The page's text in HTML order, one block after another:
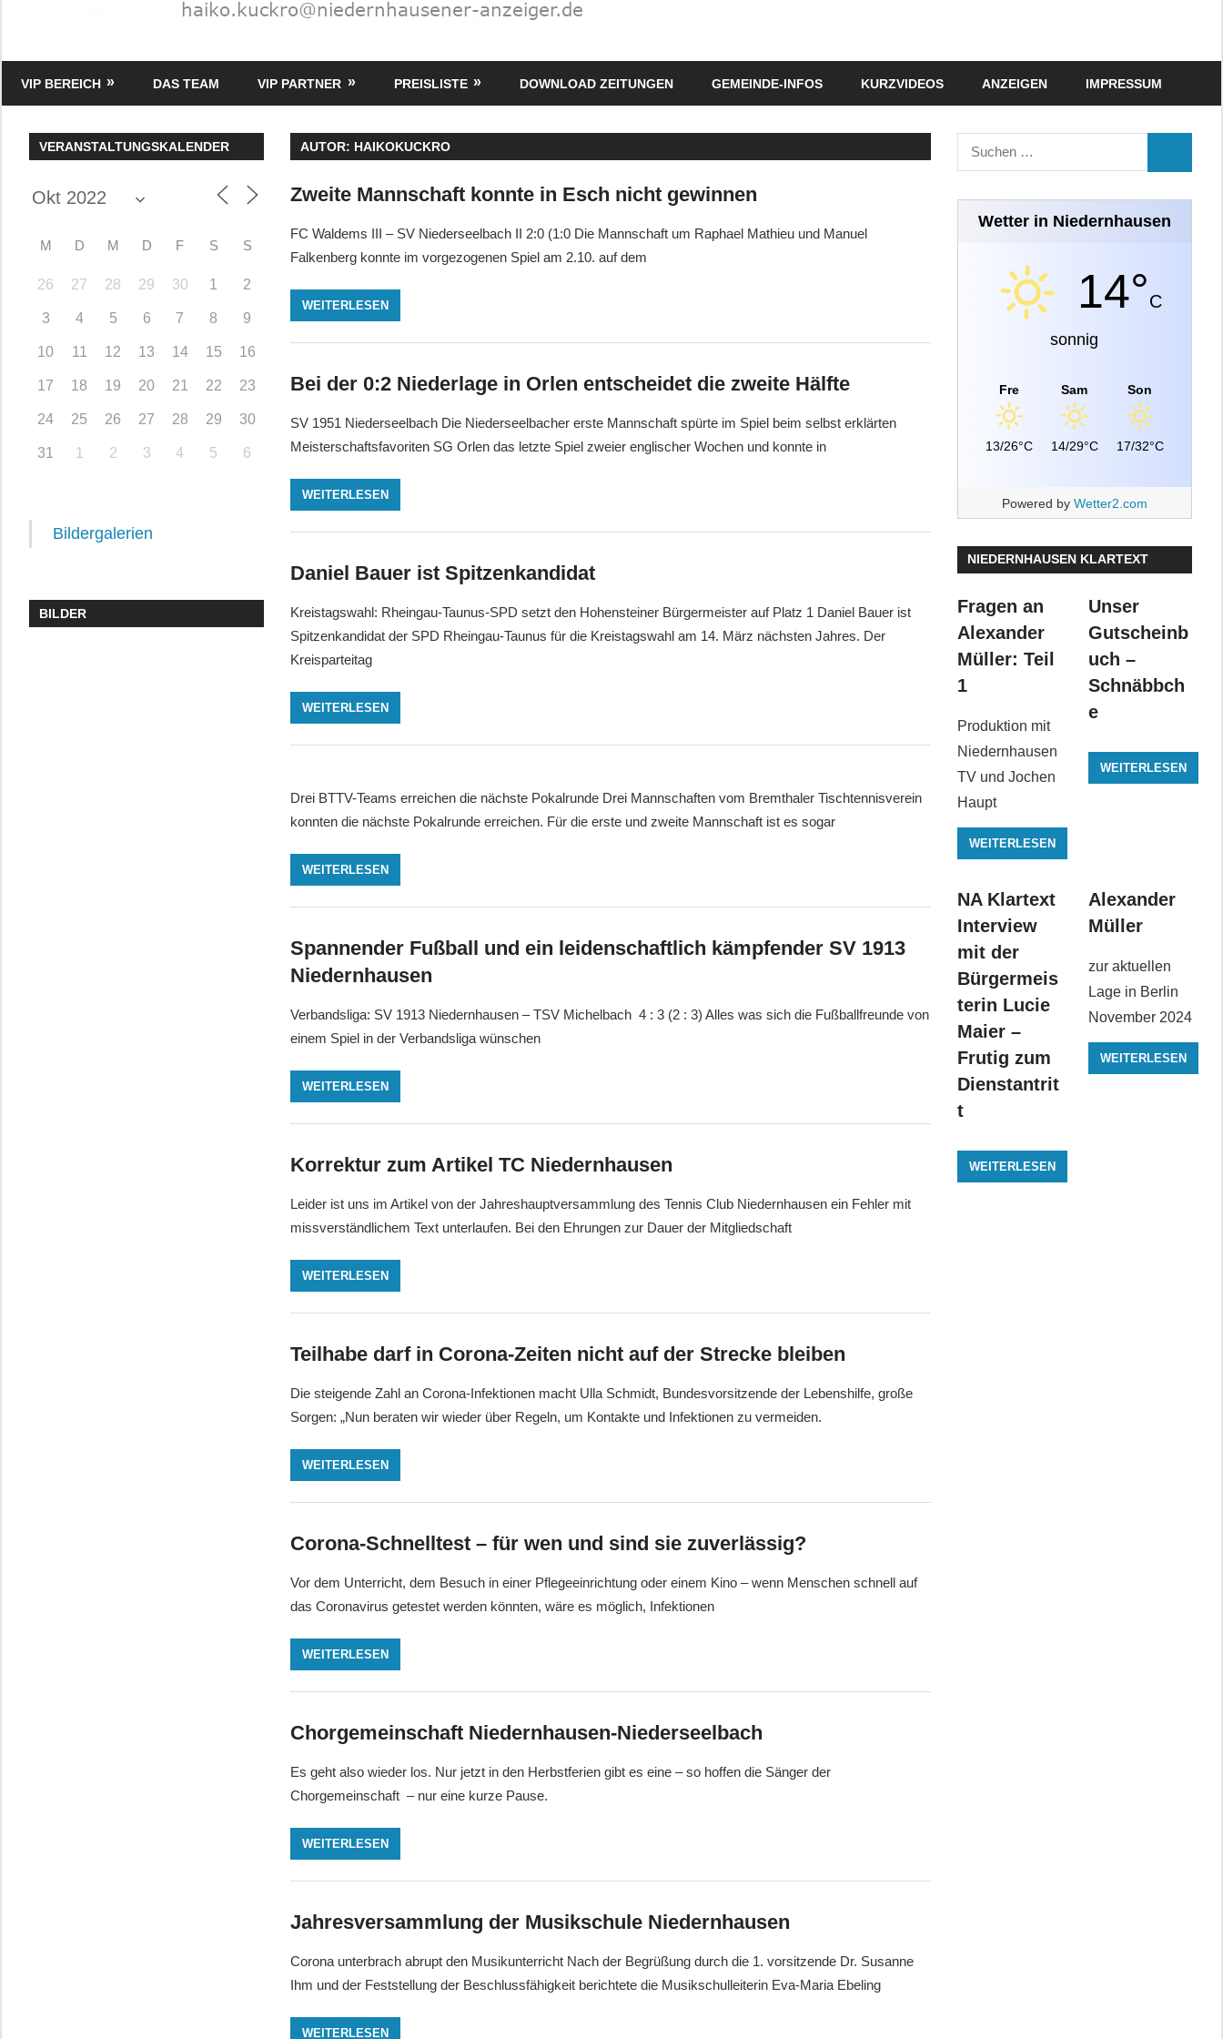
–
Media
VIP BEREICH DAS TEAM VIP PARTNER PREISLISTE DOWNLOAD ZEITUNGEN GEMEINDE-INFOS KURZVIDEOS ANZEIGEN IMPRESSUM
AUTOR: HAIKOKUCKRO
Zweite Mannschaft konnte in Esch nicht gewinnen
FC Waldems III – SV Niederseelbach II 2:0 (1:0 Die Mannschaft um Raphael Mathieu und Manuel
Falkenberg konnte im vorgezogenen Spiel am 2.10. auf dem
WEITERLESEN
Bei der 0:2 Niederlage in Orlen entscheidet die zweite Hälfte
SV 1951 Niederseelbach Die Niederseelbacher erste Mannschaft spürte im Spiel beim selbst erklärten
Meisterschaftsfavoriten SG Orlen das letzte Spiel zweier englischer Wochen und konnte in
WEITERLESEN
Daniel Bauer ist Spitzenkandidat
Kreistagswahl: Rheingau-Taunus-SPD setzt den Hohensteiner Bürgermeister auf Platz 1 Daniel Bauer ist
Spitzenkandidat der SPD Rheingau-Taunus für die Kreistagswahl am 14. März nächsten Jahres. Der
Kreisparteitag
WEITERLESEN
Drei BTTV-Teams erreichen die nächste Pokalrunde Drei Mannschaften vom Bremthaler Tischtennisverein
konnten die nächste Pokalrunde erreichen. Für die erste und zweite Mannschaft ist es sogar
WEITERLESEN
Spannender Fußball und ein leidenschaftlich kämpfender SV 1913
Niedernhausen
Verbandsliga: SV 1913 Niedernhausen – TSV Michelbach 4 : 3 (2 : 3) Alles was sich die Fußballfreunde von
einem Spiel in der Verbandsliga wünschen
WEITERLESEN
Korrektur zum Artikel TC Niedernhausen
Leider ist uns im Artikel von der Jahreshauptversammlung des Tennis Club Niedernhausen ein Fehler mit
missverständlichem Text unterlaufen. Bei den Ehrungen zur Dauer der Mitgliedschaft
WEITERLESEN
Teilhabe darf in Corona-Zeiten nicht auf der Strecke bleiben
Die steigende Zahl an Corona-Infektionen macht Ulla Schmidt, Bundesvorsitzende der Lebenshilfe, große
Sorgen: „Nun beraten wir wieder über Regeln, um Kontakte und Infektionen zu vermeiden.
WEITERLESEN
Corona-Schnelltest – für wen und sind sie zuverlässig?
Vor dem Unterricht, dem Besuch in einer Pflegeeinrichtung oder einem Kino – wenn Menschen schnell auf
das Coronavirus getestet werden könnten, wäre es möglich, Infektionen
WEITERLESEN
Chorgemeinschaft Niedernhausen-Niederseelbach
Es geht also wieder los. Nur jetzt in den Herbstferien gibt es eine – so hoffen die Sänger der
Chorgemeinschaft – nur eine kurze Pause.
WEITERLESEN
Jahresversammlung der Musikschule Niedernhausen
Corona unterbrach abrupt den Musikunterricht Nach der Begrüßung durch die 1. vorsitzende Dr. Susanne
Ihm und der Feststellung der Beschlussfähigkeit berichtete die Musikschulleiterin Eva-Maria Ebeling
WEITERLESEN
VERANSTALTUNGSKALENDER
M D M D F S S
26 27 28 29 30 1 2
3 4 5 6 7 8 9
10 11 12 13 14 15 16
17 18 19 20 21 22 23
24 25 26 27 28 29 30
31 1 2 3 4 5 6
Bildergalerien
BILDER
Suchen
nach:
Wetter in Niedernhausen
14°C
sonnig
Fre
13/26°C
Sam
14/29°C
Son
17/32°C
Powered by Wetter2.com
NIEDERNHAUSEN KLARTEXT
Fragen an
Alexander
Müller: Teil
1
Produktion mit
Niedernhausen
TV und Jochen
Haupt
WEITERLESEN
Unser
Gutscheinb
uch –
Schnäbbch
e
WEITERLESEN
NA Klartext
Interview
mit der
Bürgermeis
terin Lucie
Maier –
Frutig zum
Dienstantrit
t
WEITERLESEN
Alexander
Müller
zur aktuellen
Lage in Berlin
November 2024
WEITERLESEN